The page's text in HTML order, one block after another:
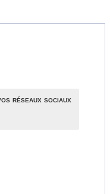
réseaux sociaux